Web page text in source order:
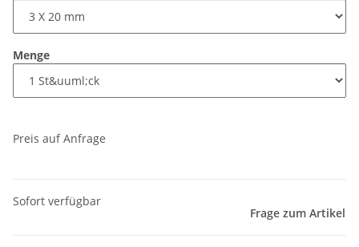
Menge
Preis auf Anfrage
Sofort verfügbar
Frage zum Artikel